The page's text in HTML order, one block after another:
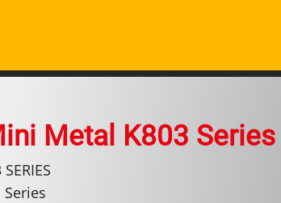
Metal K803 Series